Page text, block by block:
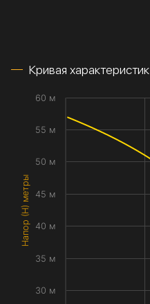
Кривая характеристик
Напор (H) метры
30 м
35 м
40 м
45 м
50 м
55 м
60 м